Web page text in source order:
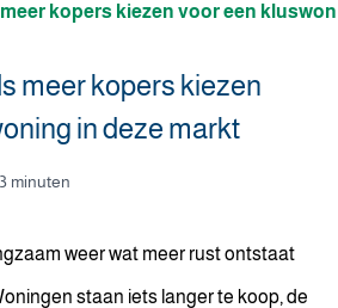
kopers kiezen voor een
meer kopers kiezen
in deze markt
3 minuten
weer wat meer rust ontstaat
staan iets langer te koop, de